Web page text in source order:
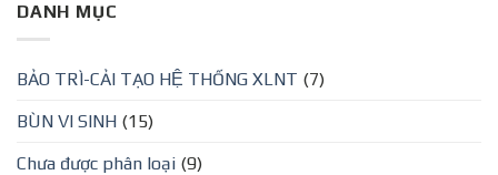
DANH MỤC
BẢO TRÌ-CẢI TẠO HỆ THỐNG XLNT (7)
BÙN VI SINH (15)
Chưa được phân loại (9)